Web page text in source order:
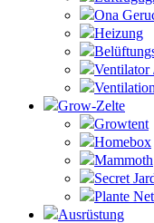
Ona
Heizung
Ventilator
Grow-Zelte
Growtent
Homebox
Mammoth
Secret
Plante
Ausrüstung